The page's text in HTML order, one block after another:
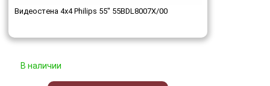
Видеостена 4x4 Philips 55" 55BDL8007X/00
В наличии